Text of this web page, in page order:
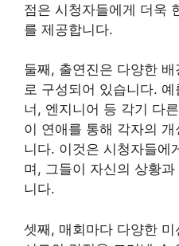
점은 시청자들에게 더욱
를 제공합니다.
둘째, 출연진은 다양한
로 구성되어 있습니다.
너, 엔지니어 등 각기 다
이 연애를 통해 각자의
니다. 이것은 시청자들에
며, 그들이 자신의 상황
니다.
셋째, 매회마다 다양한